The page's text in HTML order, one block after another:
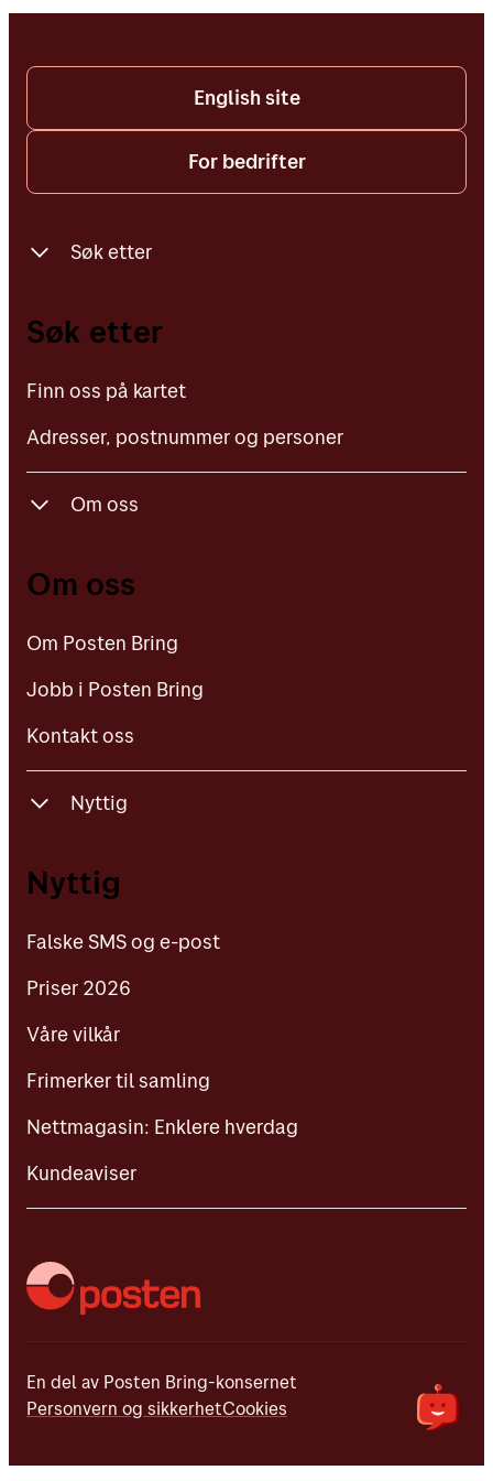
English site
For bedrifter
Søk etter
Finn oss på kartet
Søk etter
Finn oss på kartet
Adresser, postnummer og personer
Om oss
Om oss
Om Posten Bring
Jobb i Posten Bring
Kontakt oss
Nyttig
Falske SMS og e-post
Nyttig
Falske SMS og e-post
Priser 2026
Våre vilkår
Frimerker til samling
Nettmagasin: Enklere hverdag
Kundeaviser
En del av Posten Bring-konsernet
Personvern og sikkerhetCookies